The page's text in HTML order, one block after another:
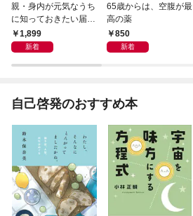
親・身内が元気なうち
に知っておきたい届
出・手続きの準備（き
ずな出版）
1,899
新着
65歳からは、空腹が最
高の薬
850
新着
自己啓発のおすすめ本